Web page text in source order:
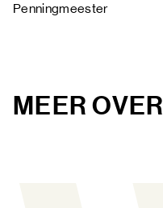
Penningmeester
MEER OVER